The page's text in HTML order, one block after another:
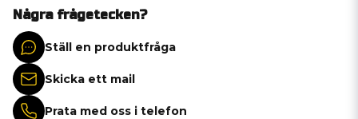
Några frågetecken?
Ställ en produktfråga
Skicka ett mail
Prata med oss i telefon